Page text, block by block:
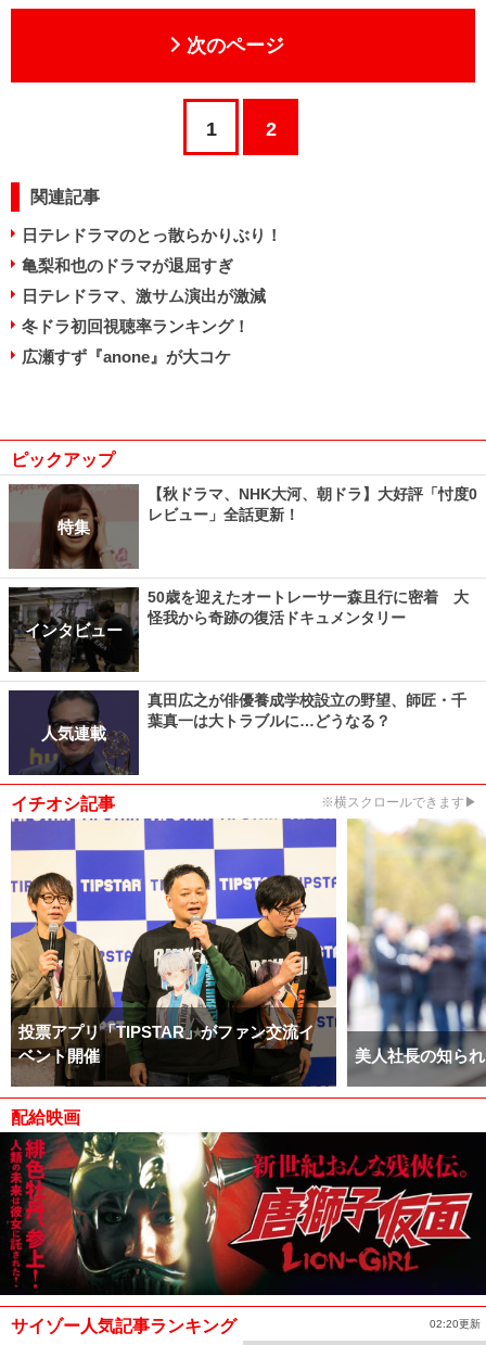
次のページ
1 2
関連記事
日テレドラマのとっ散らかりぶり！
亀梨和也のドラマが退屈すぎ
日テレドラマ、激サム演出が激減
冬ドラ初回視聴率ランキング！
広瀬すず『anone』が大コケ
ピックアップ
特集
【秋ドラマ、NHK大河、朝ドラ】大好評「忖度0
レビュー」全話更新！
インタビュー
50歳を迎えたオートレーサー森且行に密着 大
怪我から奇跡の復活ドキュメンタリー
人気連載
真田広之が俳優養成学校設立の野望、師匠・千
葉真一は大トラブルに…どうなる？
イチオシ記事 ※横スクロールできます▶
投票アプリ「TIPSTAR」がファン交流イ
ベント開催
美人社長の知ら
配給映画
サイゾー人気記事ランキング 02:20更新